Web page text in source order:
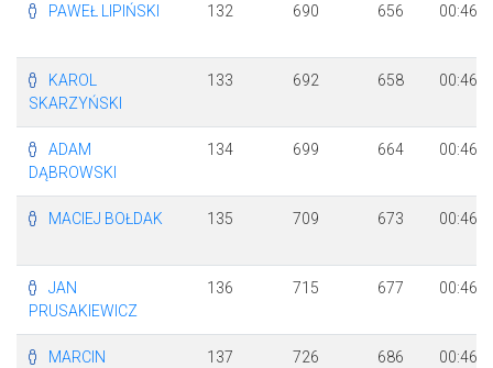
PAWEŁ LIPIŃSKI 132 690 656
KAROL
SKARZYŃSKI
133 692 658
ADAM
DĄBROWSKI
134 699 664
MACIEJ BOŁDAK 135 709 673
JAN
PRUSAKIEWICZ
136 715 677
MARCIN
137 726 686